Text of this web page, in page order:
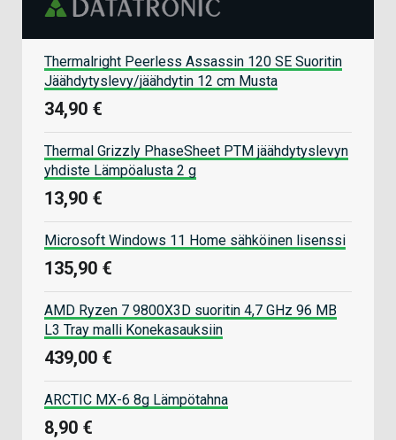
Thermalright Peerless Assassin 120 SE Suoritin
Jäähdytyslevy/jäähdytin 12 cm Musta
34,90 €
Thermal Grizzly PhaseSheet PTM jäähdytyslevyn
yhdiste Lämpöalusta 2 g
13,90 €
Microsoft Windows 11 Home sähköinen lisenssi
135,90 €
AMD Ryzen 7 9800X3D suoritin 4,7 GHz 96 MB
L3 Tray malli Konekasauksiin
439,00 €
ARCTIC MX-6 8g Lämpötahna
8,90 €